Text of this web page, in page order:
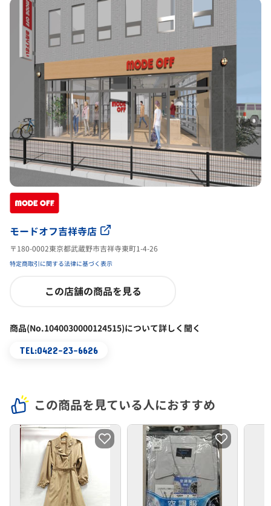
モードオフ吉祥寺店
〒180-0002東京都武蔵野市吉祥寺東町1-4-26
特定商取引に関する法律に基づく表示
この店舗の商品を見る
商品(No.1040030000124515)について詳しく聞く
TEL:0422-23-6626
この商品を見ている人におすすめ